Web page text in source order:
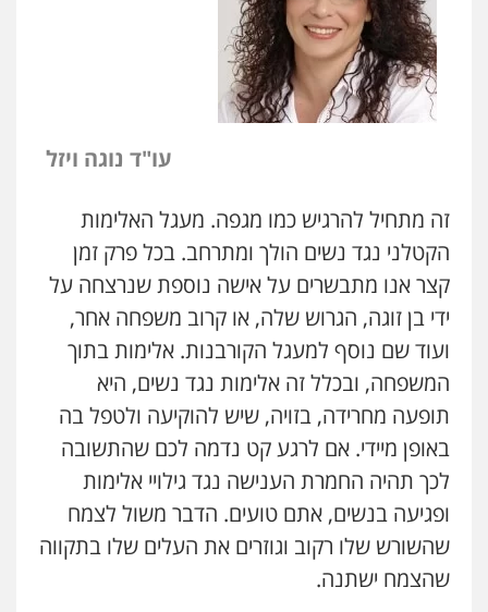
עו"ד נוגה ויזל
זה מתחיל להרגיש כמו מגפה. מעגל האלימות
הקטלני נגד נשים הולך ומתרחב. בכל פרק זמן
קצר אנו מתבשרים על אישה נוספת שנרצחה על
ידי בן זוגה, הגרוש שלה, או קרוב משפחה אחר,
ועוד שם נוסף למעגל הקורבנות. אלימות בתוך
המשפחה, ובכלל זה אלימות נגד נשים, היא
תופעה מחרידה, בזויה, שיש להוקיעה ולטפל בה
באופן מיידי. אם לרגע קט נדמה לכם שהתשובה
לכך תהיה החמרת הענישה נגד גילויי אלימות
ופגיעה בנשים, אתם טועים. הדבר משול לצמח
שהשורש שלו רקוב וגוזרים את העלים שלו בתקווה
שהצמח ישתנה.